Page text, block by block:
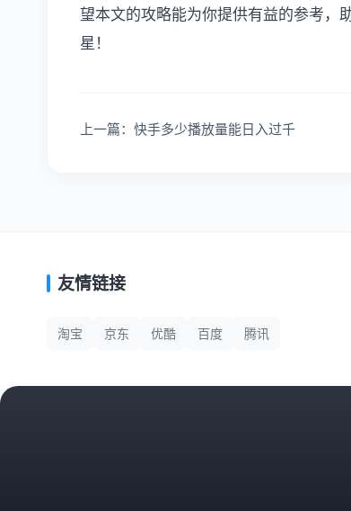
望本文的攻略能为你提供有益的参考，
星！
上一篇：快手多少播放量能日入过千
友情链接
淘宝 京东 优酷 百度 腾讯